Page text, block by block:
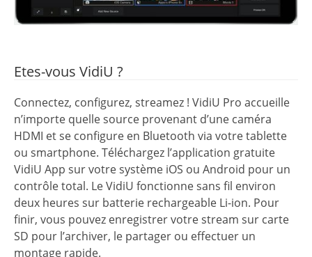
Etes-vous VidiU ?
Connectez, configurez, streamez ! VidiU Pro accueille
n’importe quelle source provenant d’une caméra
HDMI et se configure en Bluetooth via votre tablette
ou smartphone. Téléchargez l’application gratuite
VidiU App sur votre système iOS ou Android pour un
contrôle total. Le VidiU fonctionne sans fil environ
deux heures sur batterie rechargeable Li-ion. Pour
finir, vous pouvez enregistrer votre stream sur carte
SD pour l’archiver, le partager ou effectuer un
montage rapide.